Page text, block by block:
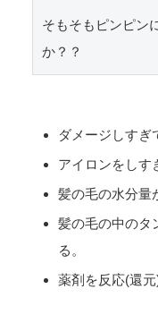
そもそもピンピン
か？？
ダメージしすぎ
アイロンをしす
髪の毛の水分量
髪の毛の中のタ
る。
薬剤を反応(還